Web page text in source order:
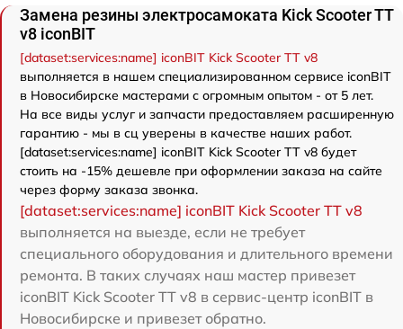
Замена резины электросамоката Kick Scooter TT
v8 iconBIT
[dataset:services:name] iconBIT Kick Scooter TT v8
выполняется в нашем специализированном сервисе iconBIT
в Новосибирске мастерами с огромным опытом - от 5 лет.
На все виды услуг и запчасти предоставляем расширенную
гарантию - мы в сц уверены в качестве наших работ.
[dataset:services:name] iconBIT Kick Scooter TT v8 будет
стоить на -15% дешевле при оформлении заказа на сайте
через форму заказа звонка.
[dataset:services:name] iconBIT Kick Scooter TT v8
выполняется на выезде, если не требует
специального оборудования и длительного времени
ремонта. В таких случаях наш мастер привезет
iconBIT Kick Scooter TT v8 в сервис-центр iconBIT в
Новосибирске и привезет обратно.